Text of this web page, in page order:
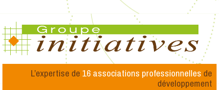
L’expertise de 16 associations professionnelles de
développement